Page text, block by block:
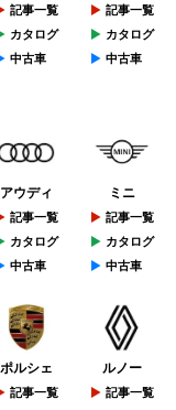
記事一覧
カタログ
中古車
記事一覧
カタログ
中古車
アウディ
記事一覧
カタログ
中古車
ミニ
記事一覧
カタログ
中古車
ポルシェ
記事一覧
ルノー
記事一覧